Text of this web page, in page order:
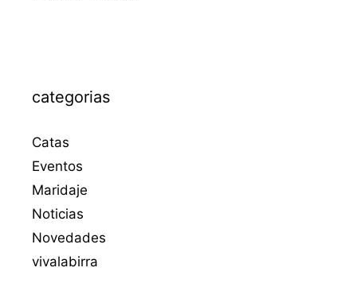
categorias
Catas
Eventos
Maridaje
Noticias
Novedades
vivalabirra